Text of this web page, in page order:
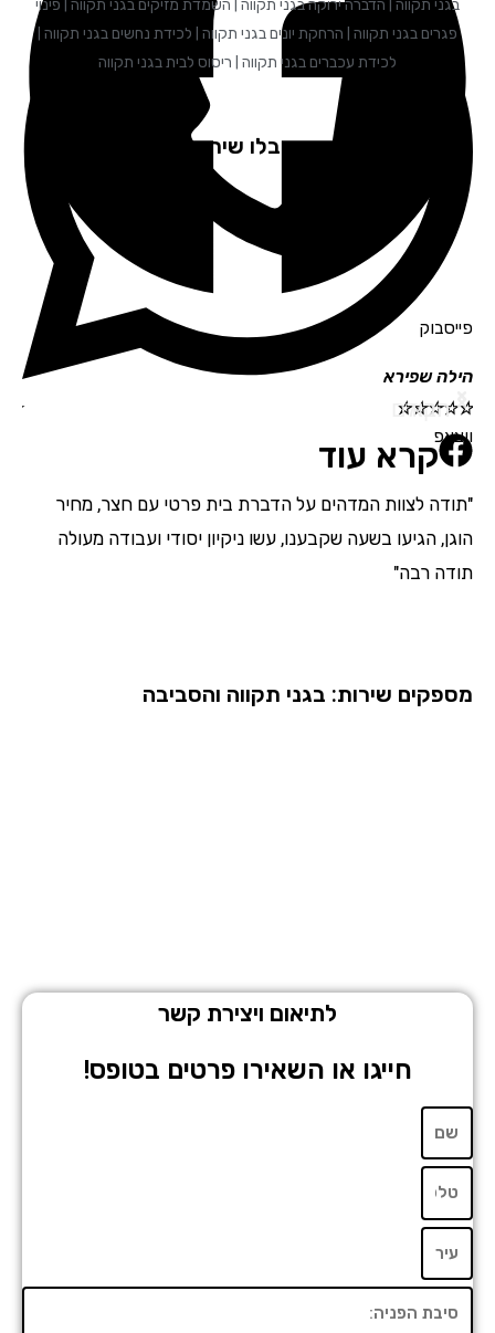
פייסבוק
ווצאפ
בגני תקווה | הדברה ירוקה בגני תקווה | השמדת מזיקים בגני תקווה | פינוי
פגרים בגני תקווה | הרחקת יונים בגני תקווה | לכידת נחשים בגני תקווה |
לכידת עכברים בגני תקווה | ריסוס לבית בגני תקווה
לקוחות שקיבלו שירות ממליצים
הילה שפירא
☆
☆
☆
☆
☆
קרא עוד
"תודה לצוות המדהים על הדברת בית פרטי עם חצר, מחיר
הוגן, הגיעו בשעה שקבענו, עשו ניקיון יסודי ועבודה מעולה
תודה רבה"
הקודם
הבא
מספקים שירות: בגני תקווה והסביבה
לתיאום ויצירת קשר
חייגו או השאירו פרטים בטופס!